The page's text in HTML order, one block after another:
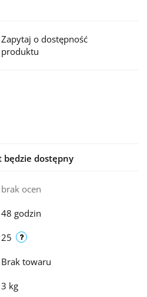
Zapytaj o dostępność
produktu
będzie dostępny
brak ocen
48 godzin
25
Brak towaru
3 kg